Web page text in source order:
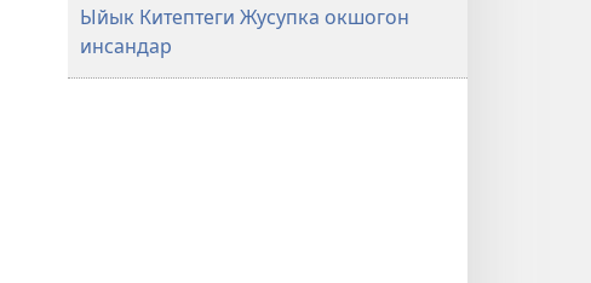
Ыйык Китептеги Жусупка окшогон
инсандар